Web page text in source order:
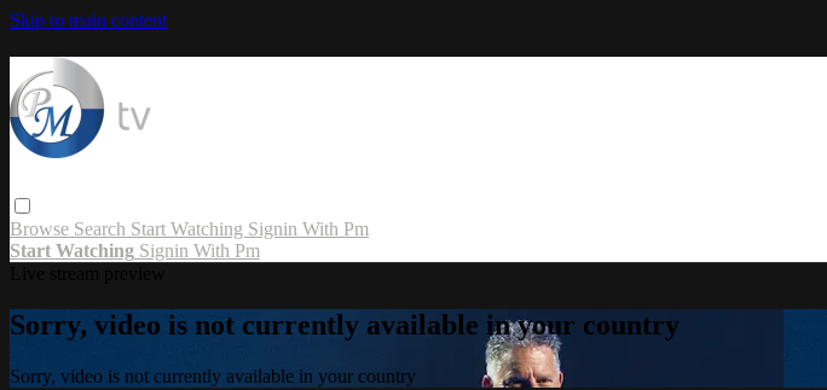
Skip to main content
Browse Search Start Watching Signin With Pm
Start Watching Signin With Pm
Sorry, video is not currently available in your country
Sorry, video is not currently available in your country